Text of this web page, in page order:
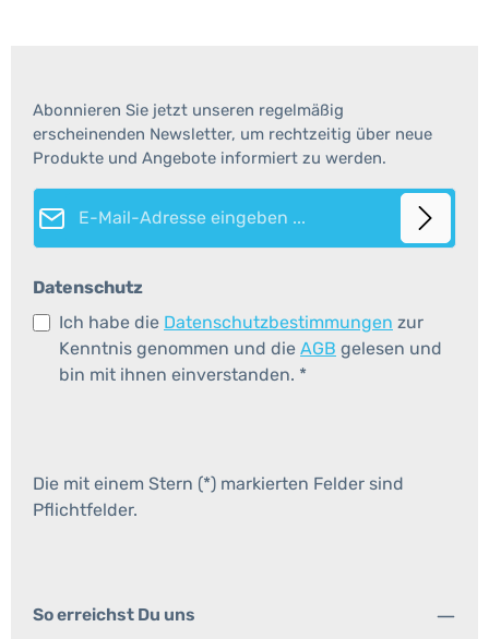
Abonnieren Sie jetzt unseren regelmäßig
erscheinenden Newsletter, um rechtzeitig über neue
Produkte und Angebote informiert zu werden.
E-Mail-Adresse*
Datenschutz
Ich habe die Datenschutzbestimmungen zur
Kenntnis genommen und die AGB gelesen und
bin mit ihnen einverstanden. *
Die mit einem Stern (*) markierten Felder sind
Pflichtfelder.
So erreichst Du uns